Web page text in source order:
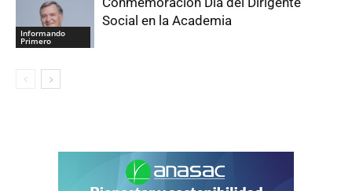
Informando
Primero
Social en la Academia